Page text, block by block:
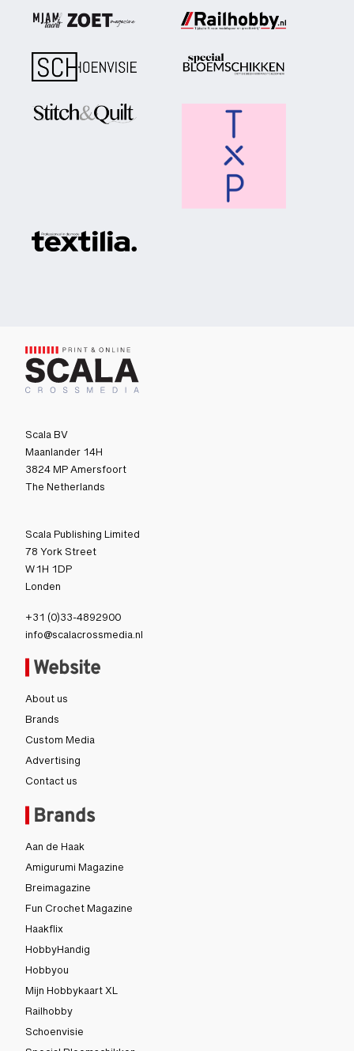
Scala BV
Maanlander 14H
3824 MP Amersfoort
The Netherlands
Scala Publishing Limited
78 York Street
W1H 1DP
Londen
+31 (0)33-4892900
info@scalacrossmedia.nl
Brands
Aan de Haak
Amigurumi Magazine
Breimagazine
Fun Crochet Magazine
Haakflix
HobbyHandig
Hobbyou
Mijn Hobbykaart XL
Railhobby
Schoenvisie
Website
About us
Brands
Custom Media
Advertising
Contact us